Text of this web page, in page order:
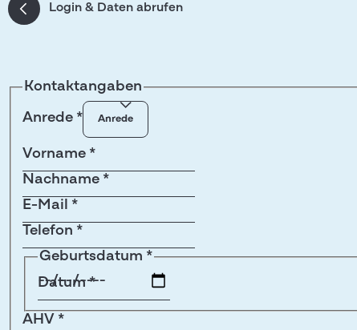
Login & Daten abrufen
Kontaktangaben
Anrede *
Vorname *
Nachname *
E-Mail *
Telefon *
Datum*
Geburtsdatum *
AHV *